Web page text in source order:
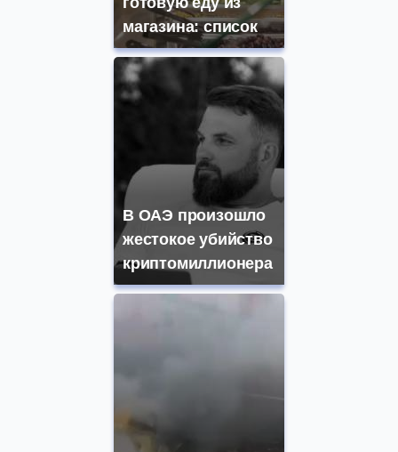
магазина: список
В ОАЭ произошло
жестокое убийство
криптомиллионера